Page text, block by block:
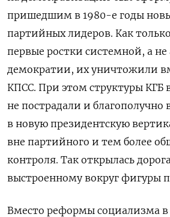
пришедшим в 1980-е годы
партийных лидеров. Как
первые ростки системной, а
демократии, их уничтожили
КПСС. При этом структуры КГБ
не пострадали и благополучно
в новую президентскую
вне партийного и тем более
контроля. Так открылась
выстроенному вокруг фигуры
Вместо реформы социализма